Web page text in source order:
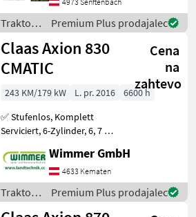
DUDK - Dodatni ventil dw
1/3
Traktor /
Fendt
Premium Plus prodajalec
Claas Axion 830
CMATIC
Cena
na
zahtevo
243 KM/179 kW L. pr. 2016
6600 h
✅ Stufenlos, Komplett
Serviciert, 6-Zylinder, 6, 7 L,
CLAAS AXION 830 CMATIC
aus dem Jahr 2016 ist ein
richtig starker Allrounder
für Feld und
Wimmer GmbH
4633 Kematen
Traktor /
Claas
Premium Plus prodajalec